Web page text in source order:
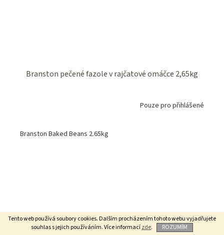
Tento web používá soubory cookies. Dalším procházením tohoto webu vyjadřujete
souhlas s jejich používáním. Více informacízde. ROZUMÍM
Branston pečené fazole v rajčatové omáčce 2,65kg
Pouze pro přihlášené
Branston Baked Beans 2.65kg